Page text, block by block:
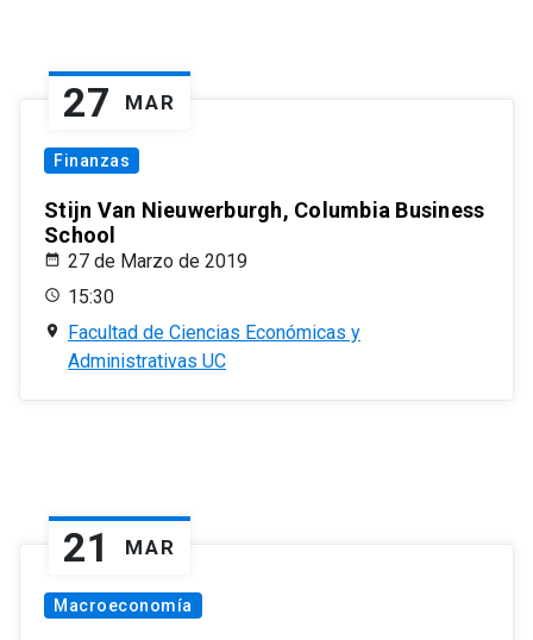
27 MAR
Finanzas
Stijn Van Nieuwerburgh, Columbia Business
School
27 de Marzo de 2019
15:30
Facultad de Ciencias Económicas y
Administrativas UC
21 MAR
Macroeconomía